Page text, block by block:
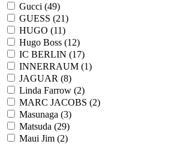
Gucci (49)
GUESS (21)
HUGO (11)
Hugo Boss (12)
IC BERLIN (17)
INNERRAUM (1)
JAGUAR (8)
Linda Farrow (2)
MARC JACOBS (2)
Masunaga (3)
Matsuda (29)
Maui Jim (2)